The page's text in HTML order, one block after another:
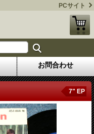
PCサイト
お問合わせ
7" EP